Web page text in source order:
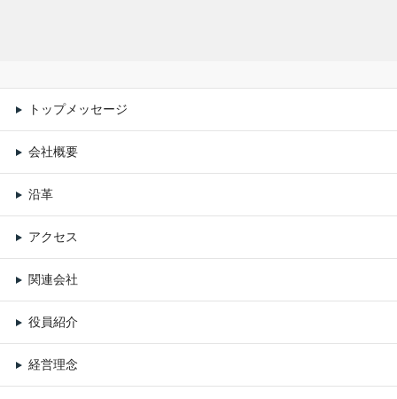
トップメッセージ
会社概要
沿革
アクセス
関連会社
役員紹介
経営理念